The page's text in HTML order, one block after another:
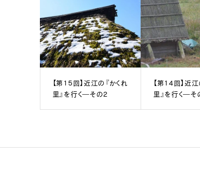
【第15回】近江の『かくれ
里』を行く―その2
【第14回】近江
里』を行く―そ